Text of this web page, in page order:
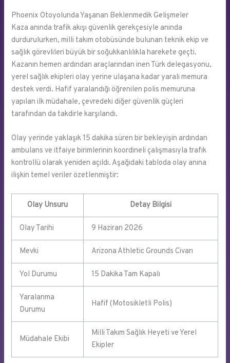
Phoenix Otoyolunda Yaşanan Beklenmedik Gelişmeler
Kaza anında trafik akışı güvenlik gerekçesiyle anında
durdurulurken, milli takım otobüsünde bulunan teknik ekip ve
sağlık görevlileri büyük bir soğukkanlılıkla harekete geçti.
Kazanın hemen ardından araçlarından inen Türk delegasyonu,
yerel sağlık ekipleri olay yerine ulaşana kadar yaralı memura
destek verdi. Hafif yaralandığı öğrenilen polis memuruna
yapılan ilk müdahale, çevredeki diğer güvenlik güçleri
tarafından da takdirle karşılandı.
Olay yerinde yaklaşık 15 dakika süren bir bekleyişin ardından
ambulans ve itfaiye birimlerinin koordineli çalışmasıyla trafik
kontrollü olarak yeniden açıldı. Aşağıdaki tabloda olay anına
ilişkin temel veriler özetlenmiştir:
Olay Unsuru Detay Bilgisi
Olay Tarihi 9 Haziran 2026
Mevki Arizona Athletic Grounds Civarı
Yol Durumu 15 Dakika Tam Kapalı
Yaralanma
Durumu
Hafif (Motosikletli Polis)
Müdahale Ekibi
Milli Takım Sağlık Heyeti ve Yerel
Ekipler